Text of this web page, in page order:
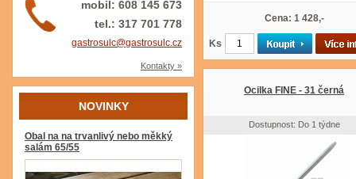
mobil: 608 145 673
tel.: 317 701 778
gastrosulc@gastrosulc.cz
Kontakty »
NOVINKY
Obal na na trvanlivý nebo měkký
salám 65/55
Cena: 1 428,-
Ks
Ocilka FINE - 31 černá
Dostupnost: Do 1 týdne